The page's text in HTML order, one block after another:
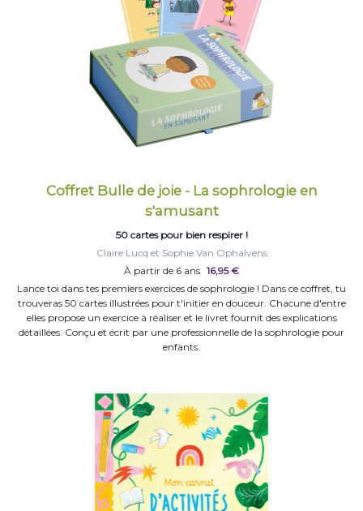
Coffret Bulle de joie - La sophrologie en
s'amusant
50 cartes pour bien respirer !
Claire Lucq et Sophie Van Ophalvens
À partir de 6 ans 16,95 €
Lance toi dans tes premiers exercices de sophrologie ! Dans ce coffret, tu
trouveras 50 cartes illustrées pour t'initier en douceur. Chacune d'entre
elles propose un exercice à réaliser et le livret fournit des explications
détaillées. Conçu et écrit par une professionnelle de la sophrologie pour
enfants.